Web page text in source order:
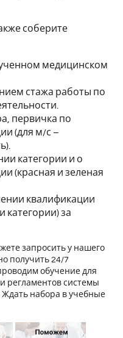
соберите
медицинском
стажа работы по
первичка по
(для м/с –
категории и о
(красная и зеленая
квалификации
категории) за
запросить у нашего
получить 24/7
обучение для
регламентов системы
набора в учебные